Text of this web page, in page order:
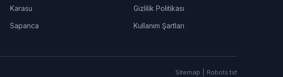
Karasu
Sapanca
Gizlilik Politikası
Kullanım Şartları
Sitemap Robots.txt